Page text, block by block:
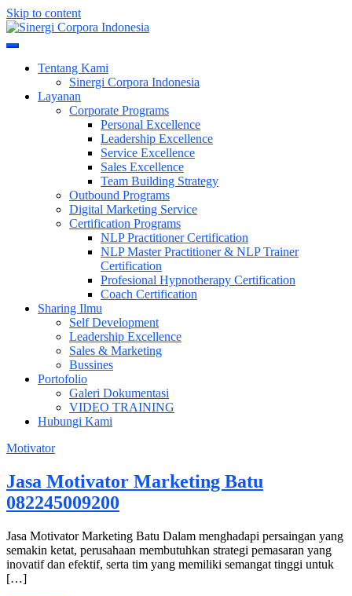
Skip to content
Sinergi Corpora Indonesia
Tentang Kami
Sinergi Corpora Indonesia
Layanan
Corporate Programs
Personal Excellence
Leadership Excellence
Service Excellence
Sales Excellence
Team Building Strategy
Outbound Programs
Digital Marketing Service
Certification Programs
NLP Practitioner Certification
NLP Master Practitioner & NLP Trainer
Certification
Profesional Hypnotherapy Certification
Coach Certification
Sharing Ilmu
Self Development
Leadership Excellence
Sales & Marketing
Bussines
Portofolio
Galeri Dokumentasi
VIDEO TRAINING
Hubungi Kami
Motivator
Jasa Motivator Marketing Batu
082245009200
Jasa Motivator Marketing Batu Dalam menghadapi persaingan yang
semakin ketat, perusahaan membutuhkan strategi pemasaran yang
inovatif dan efektif, serta tim yang memiliki semangat tinggi untuk
[…]